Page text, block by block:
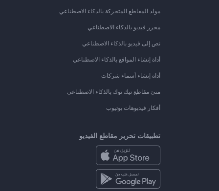
مولد المقاطع المتحركة بالذكاء الاصطناعي
محرر فيديو بالذكاء الاصطناعي
نص إلى فيديو بالذكاء الاصطناعي
أداة إنشاء المواقع بالذكاء الاصطناعي
أداة إنشاء أسماء شركات
منئ مقاطع تيك توك بالذكاء الاصطناعي
أفكار فيديوهات يوتيوب
تطبيقات تحرير مقاطع الفيديو